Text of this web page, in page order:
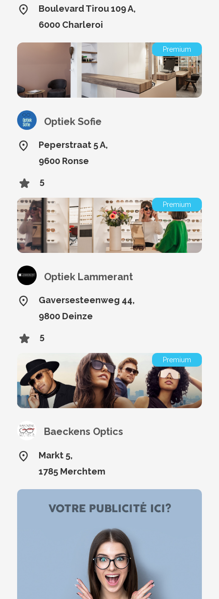
Boulevard Tirou 109 A,
6000 Charleroi
Premium
Optiek Sofie
Peperstraat 5 A,
9600 Ronse
5
Premium
Optiek Lammerant
Gaversesteenweg 44,
9800 Deinze
5
Premium
Baeckens Optics
Markt 5,
1785 Merchtem